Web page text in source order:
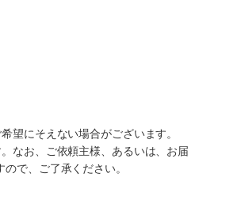
望にそえない場合がございます。
なお、ご依頼主様、あるいは、お届
で、ご了承ください。